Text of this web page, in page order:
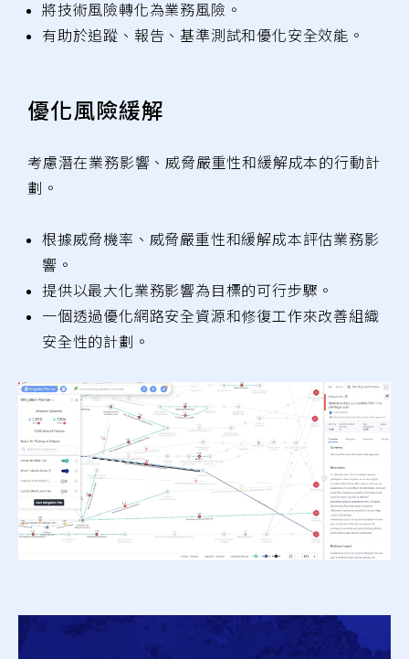
將技術風險轉化為業務風險。
有助於追蹤、報告、基準測試和優化安全效能。
優化風險緩解
考慮潛在業務影響、威脅嚴重性和緩解成本的行動計
劃。
根據威脅機率、威脅嚴重性和緩解成本評估業務影
響。
提供以最大化業務影響為目標的可行步驟。
一個透過優化網路安全資源和修復工作來改善組織
安全性的計劃。